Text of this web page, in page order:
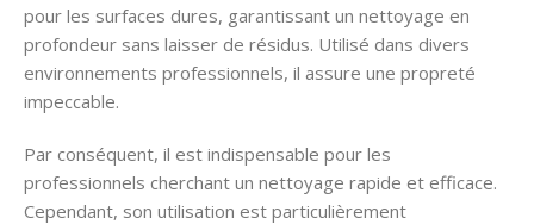
pour les surfaces dures, garantissant un nettoyage en
profondeur sans laisser de résidus. Utilisé dans divers
environnements professionnels, il assure une propreté
impeccable.
Par conséquent, il est indispensable pour les
professionnels cherchant un nettoyage rapide et efficace.
Cependant, son utilisation est particulièrement